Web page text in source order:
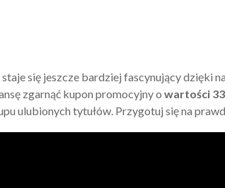
się jeszcze bardziej fascynujący dzięki
zgarnąć kupon promocyjny o wartości
ulubionych tytułów. Przygotuj się na